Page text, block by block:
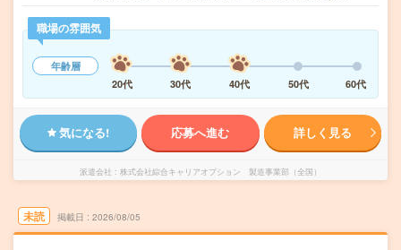
職場の雰囲気
年齢層
20代
30代 40代 50代 60代
気になる! 応募へ進む 詳しく見る
派遣会社 株式会社綜合キャリアオプション 製造事業部（全国）
未読 掲載日 2026/08/05